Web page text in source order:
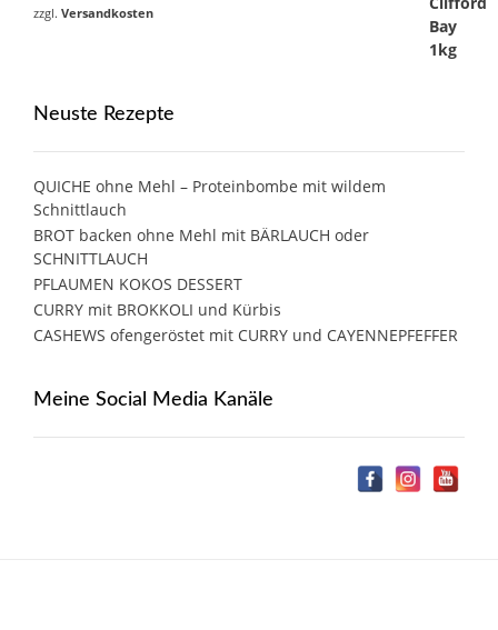
zzgl. Versandkosten
Neuste Rezepte
QUICHE ohne Mehl – Proteinbombe mit wildem
Schnittlauch
BROT backen ohne Mehl mit BÄRLAUCH oder
SCHNITTLAUCH
PFLAUMEN KOKOS DESSERT
CURRY mit BROKKOLI und Kürbis
CASHEWS ofengeröstet mit CURRY und CAYENNEPFEFFER
Meine Social Media Kanäle